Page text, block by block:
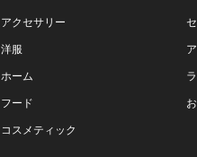
アクセサリー
洋服
ホーム
フード
コスメティック